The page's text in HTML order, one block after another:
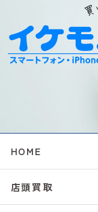
HOME
店頭買取